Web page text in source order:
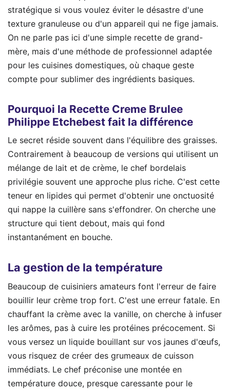
stratégique si vous voulez éviter le désastre d'une
texture granuleuse ou d'un appareil qui ne fige jamais.
On ne parle pas ici d'une simple recette de grand-
mère, mais d'une méthode de professionnel adaptée
pour les cuisines domestiques, où chaque geste
compte pour sublimer des ingrédients basiques.
Pourquoi la Recette Creme Brulee
Philippe Etchebest fait la différence
Le secret réside souvent dans l'équilibre des graisses.
Contrairement à beaucoup de versions qui utilisent un
mélange de lait et de crème, le chef bordelais
privilégie souvent une approche plus riche. C'est cette
teneur en lipides qui permet d'obtenir une onctuosité
qui nappe la cuillère sans s'effondrer. On cherche une
structure qui tient debout, mais qui fond
instantanément en bouche.
La gestion de la température
Beaucoup de cuisiniers amateurs font l'erreur de faire
bouillir leur crème trop fort. C'est une erreur fatale. En
chauffant la crème avec la vanille, on cherche à infuser
les arômes, pas à cuire les protéines précocement. Si
vous versez un liquide bouillant sur vos jaunes d'œufs,
vous risquez de créer des grumeaux de cuisson
immédiats. Le chef préconise une montée en
température douce, presque caressante pour le